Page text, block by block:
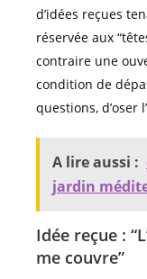
d’idées reçues
réservée aux
contraire une
condition de
questions, d’oser
A lire aussi :
jardin
Idée reçue :
me couvre”